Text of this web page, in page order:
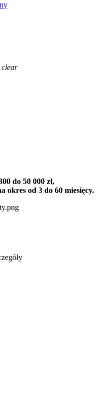
clear
do 50 000 zł,
okres od 3 do 60 miesięcy.